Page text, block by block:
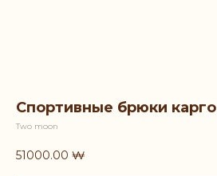
Спортивные брюки карго
Two moon
51000.00 ₩